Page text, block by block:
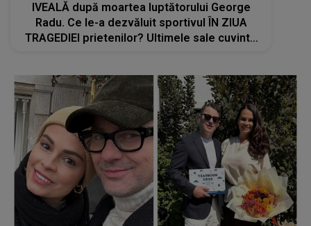
IVEALĂ după moartea luptătorului George
Radu. Ce le-a dezvăluit sportivul ÎN ZIUA
TRAGEDIEI prietenilor? Ultimele sale cuvinte